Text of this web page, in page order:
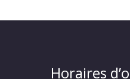
Horaires